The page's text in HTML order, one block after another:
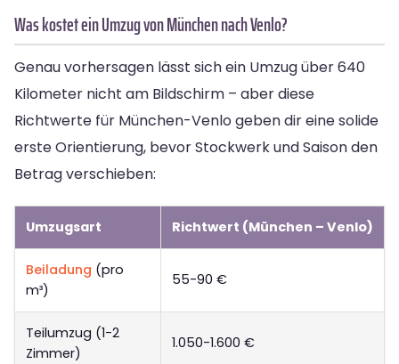
Was kostet ein Umzug von München nach Venlo?
Genau vorhersagen lässt sich ein Umzug über 640
Kilometer nicht am Bildschirm – aber diese
Richtwerte für München-Venlo geben dir eine solide
erste Orientierung, bevor Stockwerk und Saison den
Betrag verschieben:
Umzugsart Richtwert (München – Venlo)
Beiladung (pro
m³)
55-90 €
Teilumzug (1-2
Zimmer)
1.050-1.600 €